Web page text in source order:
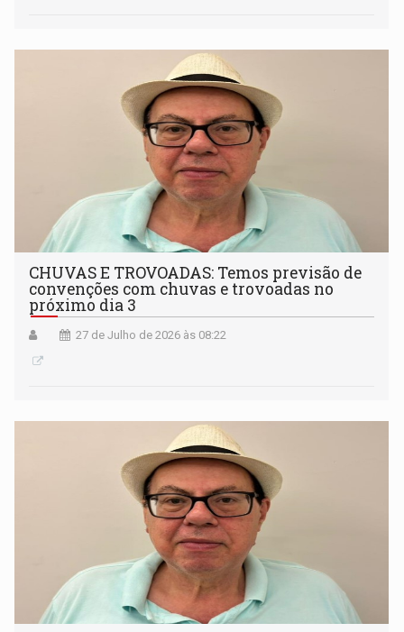
CHUVAS E TROVOADAS: Temos previsão de
convenções com chuvas e trovoadas no
próximo dia 3
27 de Julho de 2026 às 08:22